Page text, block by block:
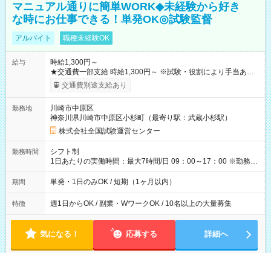
マニュアル通りに簡単WORK◆未経験から好き
な時にお仕事できる！単発OK◎試験監督
アルバイト 職種未経験OK
給与
時給1,300円～
★交通費一部支給 時給1,300円～ ※試験・役割により手当あり
※勤務回数により昇給あり 【即給（前払い）オプションあ
り！】 希望される場合、勤務から1週間ほどで給与の一部を受け
例】 ・河合塾模擬試験 8:30～17:30（休憩1時間） 時給1,300円
×8時間＝日収10,400円＋交通費 ※当日の役割により時給＋100
円の場合あり ・国家試験 7:00～13:30（休憩なし） 時給1,300
円（役割手当＋100円）×6時間＝日収8,400円＋交通費 【試用期
間】試用期間なし
交通費別途支給あり
勤務地
川崎市中原区
神奈川県川崎市中原区小杉町（最寄り駅：武蔵小杉駅）
株式会社全国試験運営センター
勤務時間
シフト制
1日あたりの実働時間：最大7時間/日 09：00～17：00 ※勤務時
間は 試験により異なります。
期間 単発・1日のみOK / 短期（1ヶ月以内）
特徴 週1日からOK / 副業・WワークOK / 10名以上の大量募集
気になる！ 応募する 詳細へ